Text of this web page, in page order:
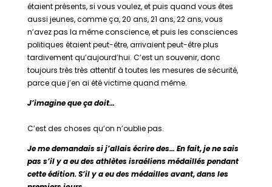
étaient présents, si vous voulez, et puis quand vous êtes
aussi jeunes, comme ça, 20 ans, 21 ans, 22 ans, vous
n’avez pas la même conscience, et puis les consciences
politiques étaient peut-être, arrivaient peut-être plus
tardivement qu’aujourd’hui. C’est un souvenir, donc
toujours très très attentif à toutes les mesures de sécurité,
parce que j’en ai été victime quand même.
J’imagine que ça doit…
C’est des choses qu’on n’oublie pas.
Je me demandais si j’allais écrire des… En fait, je ne sais
pas s’il y a eu des athlètes israéliens médaillés pendant
cette édition. S’il y a eu des médailles avant, dans les